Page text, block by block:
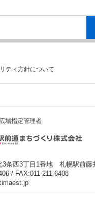
ティ方針について
場指定管理者
3条西3丁目1番地 札幌駅前藤
/ FAX:011-211-6408